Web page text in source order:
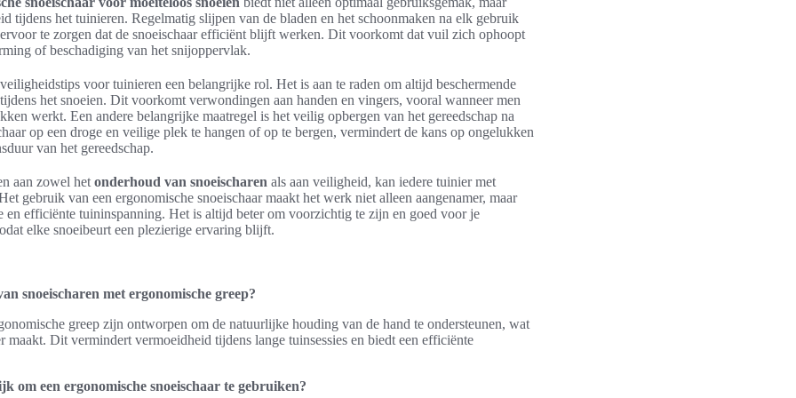
tijdens het tuinieren. Regelmatig slijpen van de bladen en het schoonmaken na elk gebruik
te zorgen dat de snoeischaar efficiënt blijft werken. Dit voorkomt dat vuil zich ophoopt
of beschadiging van het snijoppervlak.
voor tuinieren een belangrijke rol. Het is aan te raden om altijd beschermende
het snoeien. Dit voorkomt verwondingen aan handen en vingers, vooral wanneer men
werkt. Een andere belangrijke maatregel is het veilig opbergen van het gereedschap na
op een droge en veilige plek te hangen of op te bergen, vermindert de kans op ongelukken
van het gereedschap.
aan zowel het onderhoud van snoeischaren als aan veiligheid, kan iedere tuinier met
gebruik van een ergonomische snoeischaar maakt het werk niet alleen aangenamer, maar
en efficiënte tuininspanning. Het is altijd beter om voorzichtig te zijn en goed voor je
elke snoeibeurt een plezierige ervaring blijft.
snoeischaren met ergonomische greep?
greep zijn ontworpen om de natuurlijke houding van de hand te ondersteunen, wat
maakt. Dit vermindert vermoeidheid tijdens lange tuinsessies en biedt een efficiënte
om een ergonomische snoeischaar te gebruiken?